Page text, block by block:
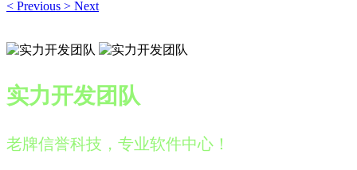
< Previous > Next
实力开发团队
老牌信誉科技，专业软件中心！